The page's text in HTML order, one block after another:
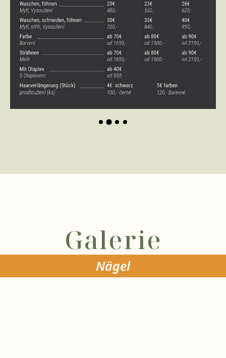
Galerie
Nägel